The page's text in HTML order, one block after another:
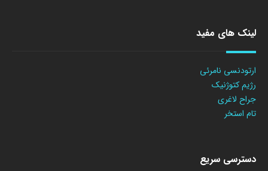
لینک های مفید
ارتودنسی نامرئی
رژیم کتوژنیک
جراح لاغری
تام استخر
دسترسی سریع